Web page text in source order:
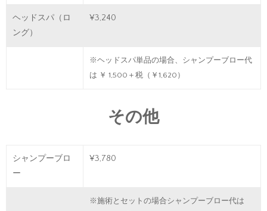
ヘッドスパ（ロ
ング）
¥3,240
※ヘッドスパ単品の場合、シャンプーブロー代
は ￥ 1,500＋税（￥1,620）
その他
シャンプーブロ
ー
¥3,780
※施術とセットの場合シャンプーブロー代は